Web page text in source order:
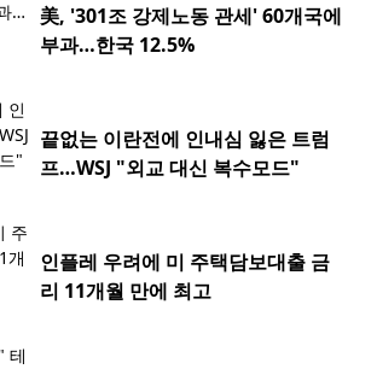
美, '301조 강제노동 관세' 60개국에
부과…한국 12.5%
끝없는 이란전에 인내심 잃은 트럼
프…WSJ "외교 대신 복수모드"
인플레 우려에 미 주택담보대출 금
리 11개월 만에 최고